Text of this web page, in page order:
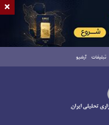
تبلیغات آرشیو
×